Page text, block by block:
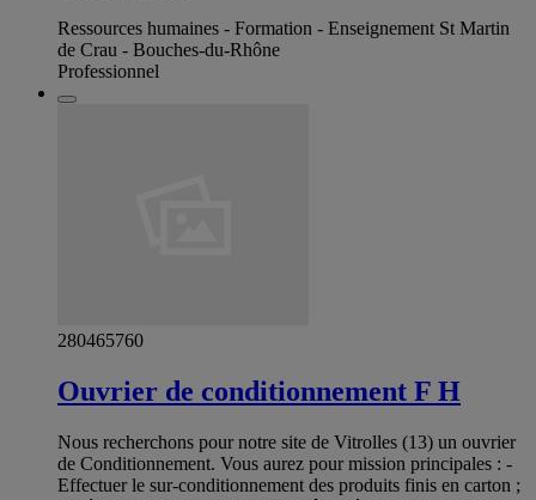
Ressources humaines - Formation - Enseignement St Martin
de Crau - Bouches-du-Rhône
Professionnel
280465760
Ouvrier de conditionnement F H
Nous recherchons pour notre site de Vitrolles (13) un ouvrier
de Conditionnement. Vous aurez pour mission principales : -
Effectuer le sur-conditionnement des produits finis en carton ;